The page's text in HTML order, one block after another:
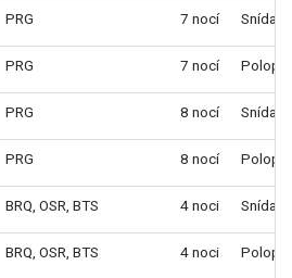
PRG 7 nocí Snídaně
PRG 7 nocí
PRG 8 nocí Snídaně
PRG 8 nocí
BRQ OSR BTS 4 noci Snídaně
BRQ OSR BTS 4 noci